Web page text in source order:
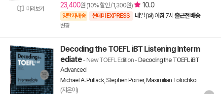
미리보기 23,400원 (10% 할인 / 1,300원) 10.0
양탄자배송 썬데이 EXPRESS 내일 (월) 아침 7시 출근전 배송
변경
Decoding the TOEFL iBT Listening Interm
ediate - New TOEFL Edition -Decoding the TOEFL iBT
Advanced
Michael A. Putlack, Stephen Poirier,Maximilian Tolochko
(지은이)